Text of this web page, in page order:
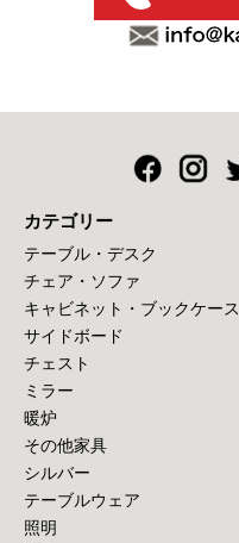
カテゴリー
テーブル・デスク
チェア・ソファ
キャビネット・ブックケース
サイドボード
チェスト
ミラー
暖炉
その他家具
シルバー
テーブルウェア
照明